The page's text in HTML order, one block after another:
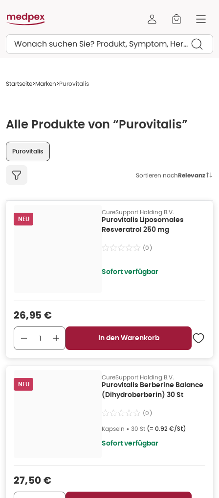
Suchen
Startseite Marken Purovitalis
Alle Produkte von “Purovitalis”
Purovitalis
Sortieren nachRelevanz
NEU
CureSupport Holding B.V.
Purovitalis Liposomales
Resveratrol 250 mg
(0)
Sofort verfügbar
Verkaufspreis
26,95 €
In den Warenkorb
NEU
CureSupport Holding B.V.
Purovitalis Berberine Balance
(Dihydroberberin) 30 St
(0)
Kapseln • 30 St (= 0.92 €/St)
Sofort verfügbar
Verkaufspreis
27,50 €